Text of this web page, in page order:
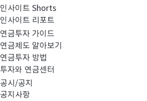
인사이트 Shorts
인사이트 리포트
연금투자 가이드
연금제도 알아보기
연금투자 방법
투자와 연금센터
공시/공지
공지사항